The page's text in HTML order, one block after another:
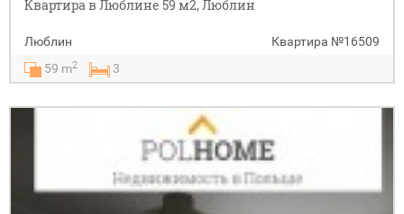
Квартира в Люблине 59 м2, Люблин
Люблин Квартира №16509
59 m2 3